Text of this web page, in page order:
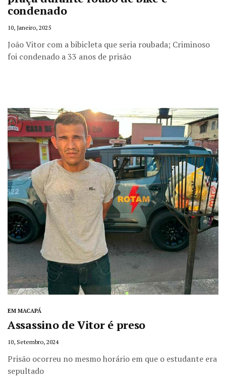
condenado
10, Janeiro, 2025
João Vitor com a bibicleta que seria roubada; Criminoso
foi condenado a 33 anos de prisão
EM MACAPÁ
Assassino de Vitor é preso
10, Setembro, 2024
Prisão ocorreu no mesmo horário em que o estudante era
sepultado